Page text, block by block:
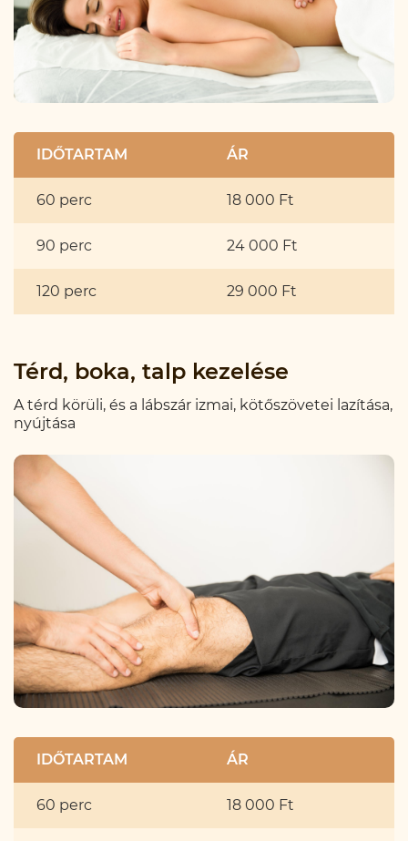
IDŐTARTAM ÁR
60 perc 18 000 Ft
90 perc 24 000 Ft
120 perc 29 000 Ft
Térd, boka, talp kezelése
A térd körüli, és a lábszár izmai, kötőszövetei lazítása,
nyújtása
IDŐTARTAM ÁR
60 perc 18 000 Ft